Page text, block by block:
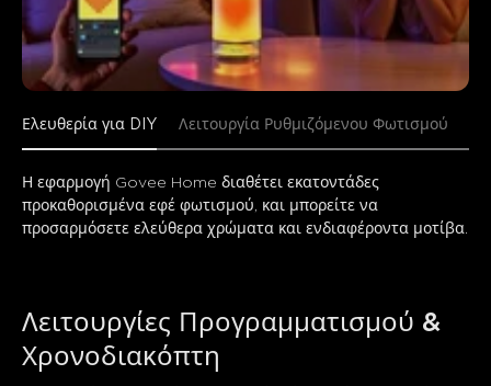
Ελευθερία για DIY Λειτουργία Ρυθμιζόμενου Φωτισμού
Η εφαρμογή Govee Home διαθέτει εκατοντάδες
προκαθορισμένα εφέ φωτισμού, και μπορείτε να
προσαρμόσετε ελεύθερα χρώματα και ενδιαφέροντα μοτίβα.
Λειτουργίες Προγραμματισμού &
Χρονοδιακόπτη